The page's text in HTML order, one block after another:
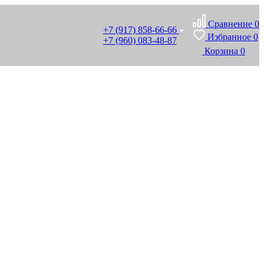
+7 (917) 858-66-66
+7 (960) 083-48-87
Сравнение 0
Избранное 0
Корзина 0